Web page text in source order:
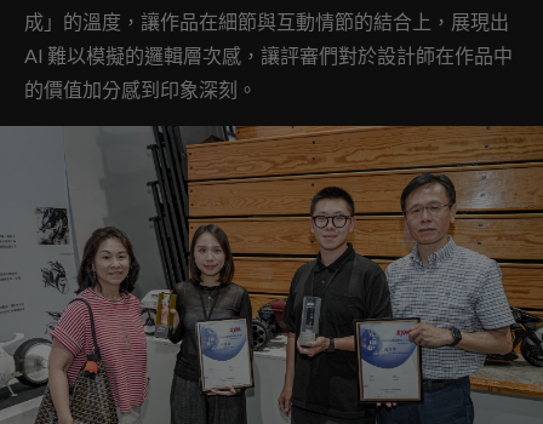
成」的溫度，讓作品在細節與互動情節的結合上，展現出
AI 難以模擬的邏輯層次感，讓評審們對於設計師在作品中
的價值加分感到印象深刻。